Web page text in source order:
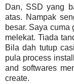
Dan, SSD yang
atas. Nampak
besar. Saya cuma
melekat. Tiada
Bila dah tutup
pula process
and softwares
create.